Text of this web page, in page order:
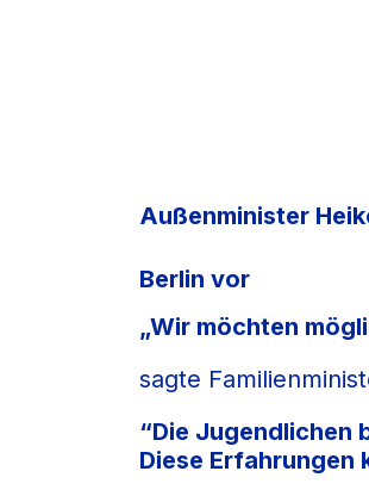
Außenminister
Berlin vor
„Wir möchten
sagte
“Die Jugendlichen
Diese Erfahrungen